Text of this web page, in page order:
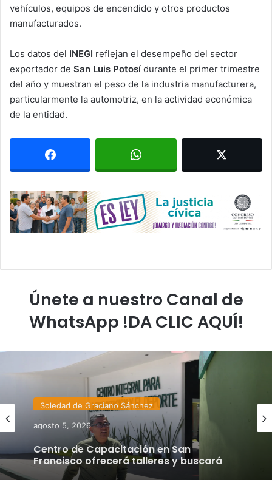
vehículos, equipos de encendido y otros productos
manufacturados.
Los datos del INEGI reflejan el desempeño del sector
exportador de San Luis Potosí durante el primer trimestre
del año y muestran el peso de la industria manufacturera,
particularmente la automotriz, en la actividad económica
de la entidad.
Únete a nuestro Canal de
WhatsApp !DA CLIC AQUÍ!
Soledad de Graciano Sánchez
agosto 5, 2026
Centro de Capacitación en San
Francisco ofrecerá talleres y buscará
certificación para sus alumnos